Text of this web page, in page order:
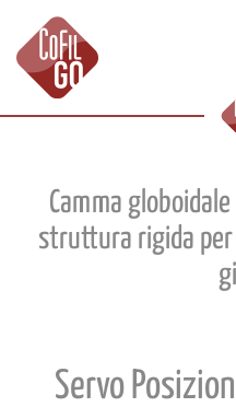
Camma
struttura rigida per
Servo